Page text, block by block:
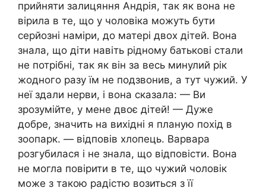
прийняти залицяння Андрія, так як вона не
вірила в те, що у чоловіка можуть бути
серйозні наміри, до матері двох дітей. Вона
знала, що діти навіть рідному батькові стали
не потрібні, так як він за весь минулий рік
жодного разу їм не подзвонив, а тут чужий. У
неї здали нерви, і вона сказала: — Ви
зрозумійте, у мене двоє дітей! — Дуже
добре, значить на вихідні я планую похід в
зоопарк. — відповів хлопець. Варвара
розгубилася і не знала, що відповісти. Вона
не могла повірити в те, що чужий чоловік
може з такою радістю возиться з її